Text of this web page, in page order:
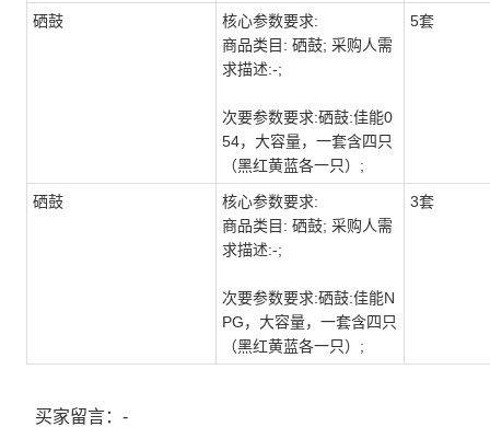
硒鼓
核心参数要求:
商品类目: 硒鼓; 采购人需
求描述:-;
次要参数要求:硒鼓:佳能0
54，大容量，一套含四只
（黑红黄蓝各一只）;
5套
硒鼓
核心参数要求:
商品类目: 硒鼓; 采购人需
求描述:-;
次要参数要求:硒鼓:佳能N
PG，大容量，一套含四只
（黑红黄蓝各一只）;
3套
买家留言：-